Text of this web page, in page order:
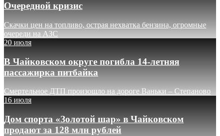
Очередной кризис
Скачки цен на топливо, острая нехватка бензина, огромные
очереди на АЗС
20 июля
В Чайковском округе погибла 14-летняя
пассажирка питбайка
Смертельное ДТП произошло на дороге Ваньки – Степаново
16 июля
Дом спорта «Золотой шар» в Чайковском
продают за 128 млн рублей